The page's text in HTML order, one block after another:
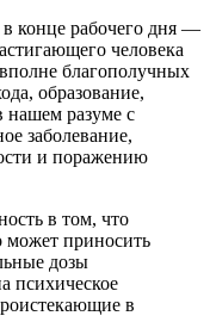
в конце рабочего дня —
человека
благополучных
образование,
нашем разуме с
заболевание,
и поражению
в том, что
может приносить
дозы
психическое
в